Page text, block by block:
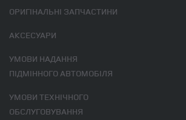
ОРИГІНАЛЬНІ ЗАПЧАСТИНИ
АКСЕСУАРИ
УМОВИ НАДАННЯ
ПІДМІННОГО АВТОМОБІЛЯ
УМОВИ ТЕХНІЧНОГО
ОБСЛУГОВУВАННЯ